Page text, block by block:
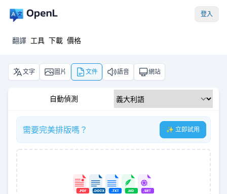
登入
翻譯 工具 下載 價格
文字 圖片 文件 語音 網站
自動偵測
需要完美排版嗎？ ✨ 立即試用